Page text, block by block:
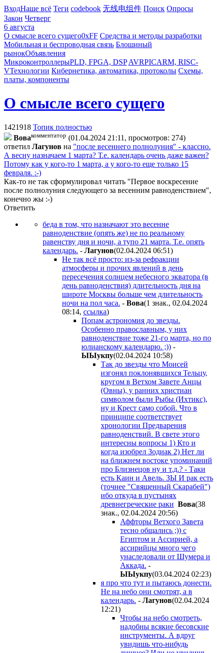
ВходНаше всё Теги codebook 无线电组件 Поиск Опросы
Закон Четверг
6 августа
О смысле всего сущего0xFF Средства и методы разработки
Мобильная и беспроводная связь Блошиный
рынокОбъявления
МикроконтроллерыPLD, FPGA, DSP AVRPICARM, RISC-
VТехнологии Кибернетика, автоматика, протоколы Схемы,
платы, компоненты
О смысле всего сущего
1421918 Топик полностью
Boвaкомментатор (01.04.2024 21:11, просмотров: 274)
ответил Лaгyнoв на "после весеннего полнолуния" - классно.
А весну назначаем 1 марта? Т.е. календарь очень даже важен?
Потому как у кого-то 1 марта, а у кого-то еще только 15
февраля. :-)
Как-то не так сформулировал читать "Первое воскресение
после полнолуния следующего за весенним равноденствием",
конечно жы :-)
Ответить
беда в том, что назначают это весенне
равноденствие (опять же) не по реальному
равенству дня и ночи, а тупо 21 марта. Т.е. опять
календарь. - Лaгyнoв(02.04.2024 06:51)
Не так всё просто: из-за рефракции
атмосферы и прочих явлений в день
пересечения солнцем небесного экватора (в
день равноденствия) длительность дня на
широте Москвы больше чем длительность
ночи на пол часа. - Boвa(1 знак., 02.04.2024
08:14, ссылка)
Попам астрономия до звезды.
Особенно православным, у них
равноденствие тоже 21-го марта, но по
юлианскому календарю. ;)) -
ЫЫyкпy(02.04.2024 10:58)
Так до звезды что Моисей
изгонял поклонявшихся Тельцу,
кругом в Ветхом Завете Анцы
(Овны), у ранних христиан
символом были Рыбы (Ихтикс),
ну и Крест само собой. Что в
принципе соответствует
хронологии Предварения
равноденствий. В свете этого
интересны вопросы 1) Кто и
когда изобрел Зодиак 2) Нет ли
на ближнем востоке упоминаний
про Близнецов ну и т.д.? - Таки
есть Каин и Авель. ЗЫ И рак есть
(точнее "Священный Скарабей")
ибо откуда в пустынях
древнегреческие раки Boвa(38
знак., 02.04.2024 20:56)
Аффторы Ветхого Завета
тесно общались ;)) с
Египтом и Ассирией, а
ассирийцы много чего
унаследовали от Шумера и
Аккада. -
ЫЫyкпy(03.04.2024 02:23)
я про что тут и пытаюсь донести.
Не на небо они смотрят, а в
календарь. - Лaгyнoв(02.04.2024
12:21)
Чтобы на небо смотреть,
надобны всякие бесовские
инструменты. А вдруг
увидишь что-нибудь